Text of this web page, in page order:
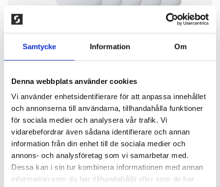
Samtycke Information Om
Denna webbplats använder cookies
Vi använder enhetsidentifierare för att anpassa innehållet
och annonserna till användarna, tillhandahålla funktioner
för sociala medier och analysera vår trafik. Vi
vidarebefordrar även sådana identifierare och annan
information från din enhet till de sociala medier och
annons- och analysföretag som vi samarbetar med.
Dessa kan i sin tur kombinera informationen med annan
information som du har tillhandahållit eller som de har
5-PACK BAMBU KLASSISK
STRUMPA, VIT
200,00kr
Tunn strumpa med normallångt skaft utan tåsöm,
tillverkad av mjukt bambumaterial. Dom lena
fibrerna är mycket hudvänliga och är bra för känslig